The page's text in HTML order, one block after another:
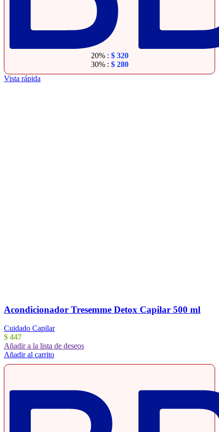
20% : $320
30% : $280
Vista rápida
Acondicionador Tresemme Detox Capilar 500 ml
Cuidado Capilar
$ 447
Añadir a la lista de deseos
Añadir al carrito